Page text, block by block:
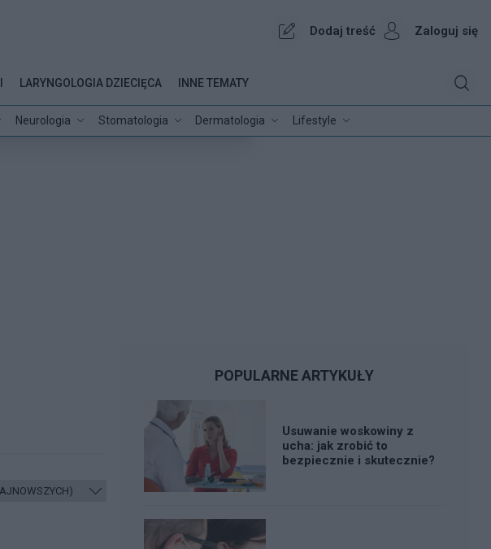
Dodaj treść Zaloguj się
Neurologia Stomatologia Dermatologia Lifestyle
LARYNGOLOGIA DZIECIĘCA INNE TEMATY
POPULARNE ARTYKUŁY
Usuwanie woskowiny z
ucha: jak zrobić to
bezpiecznie i skutecznie?